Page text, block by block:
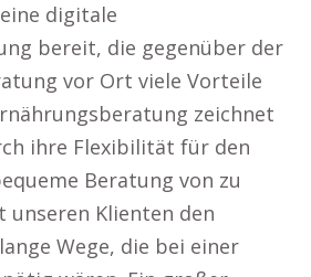
digitale
bereit, die gegenüber der
vor Ort viele Vorteile
zeichnet
ihre Flexibilität für den
Beratung von zu
unseren Klienten den
Wege, die bei einer